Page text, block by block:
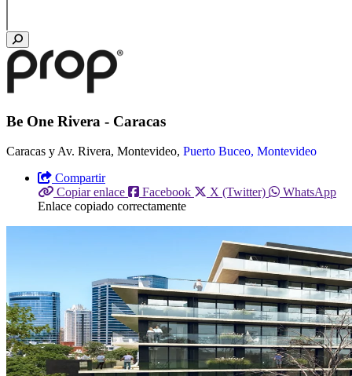
Be One Rivera - Caracas
Caracas y Av. Rivera, Montevideo, Puerto Buceo, Montevideo
Compartir
Copiar enlace
Facebook X (Twitter)
WhatsApp
Enlace copiado correctamente